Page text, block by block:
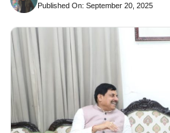
Published On: September 20, 2025